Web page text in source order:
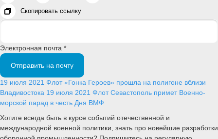
Скопировать ссылку
Электронная почта *
Отправить на почту
19 июля 2021 Флот «Гонка Героев» прошла на полигоне вблизи
Владивостока 19 июля 2021 Флот Севастополь примет Военно-
морской парад в честь Дня ВМФ
Хотите всегда быть в курсе событий отечественной и
международной военной политики, знать про новейшие разработки